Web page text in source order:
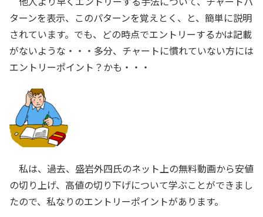
ターンを表示、このパターンを覚えとく、と、簡単に説明
されています。でも、どの時点でエントリーするかは記載
がないような・・・多分、チャートに慣れていない方には
エントリーポイント？かも・・・
私は、過去、盛岩外四氏のネット上の無料動画から安値
の切り上げ、高値の切り下げについて学ぶことができまし
たので、私なりのエントリーポイントがあります。